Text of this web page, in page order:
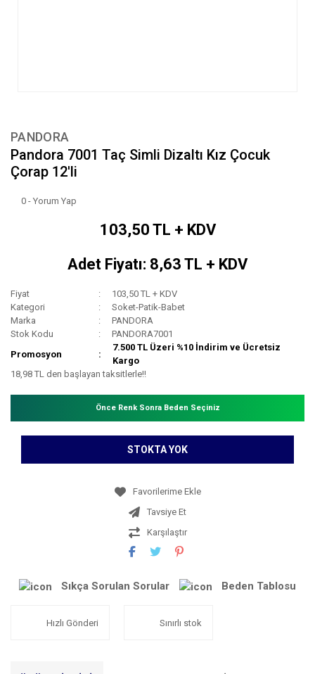
PANDORA
Pandora 7001 Taç Simli Dizaltı Kız Çocuk
Çorap 12'li
0 - Yorum Yap
103,50 TL + KDV
Adet Fiyatı: 8,63 TL + KDV
Fiyat
103,50 TL + KDV
Kategori
Soket-Patik-Babet
Marka
PANDORA
Stok Kodu
PANDORA7001
Promosyon
7.500 TL Üzeri %10 İndirim ve Ücretsiz
Kargo
18,98 TL den başlayan taksitlerle!!
Önce Renk Sonra Beden Seçiniz
STOKTA YOK
Tavsiye Et
Karşılaştır
Sıkça Sorulan Sorular Beden Tablosu
Hızlı Gönderi Sınırlı stok